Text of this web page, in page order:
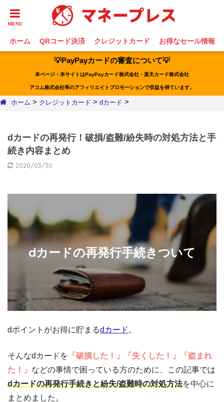
ホーム QRコード決済 クレジットカード お得なセール情報
💡PayPayカードの審査について💡
本ページ・本サイトはPayPayカード株式会社・楽天カード株式会社
アコム株式会社等のアフィリエイトプロモーションで収益を得ています。
ホーム > クレジットカード > dカード >
dカードの再発行！破損/盗難/紛失時の対処方法と手
続き内容まとめ
2020/03/30
dカードの再発行手続きついて
dポイントがお得に貯まるdカード 。
そんなdカードを 「破損した！」「失くした！」「盗まれ
た！」 などの事情で困っている方のために、この記事では
dカードの再発行手続きと紛失/盗難時の対処方法を中心に
まとめました。